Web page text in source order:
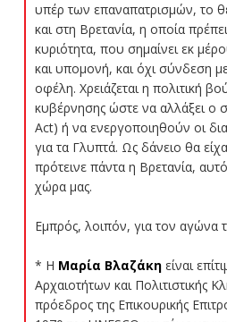
υπέρ των επαναπατρισμών, το
και στη Βρετανία, η οποία
κυριότητα, που σημαίνει εκ
και υπομονή, και όχι σύνδεση
οφέλη. Χρειάζεται η πολιτική
κυβέρνησης ώστε να αλλάξει ο
Act) ή να ενεργοποιηθούν οι
για τα Γλυπτά. Ως δάνειο θα
πρότεινε πάντα η Βρετανία,
χώρα μας.
Εμπρός, λοιπόν, για τον αγώνα
* Η Μαρία Βλαζάκηείναι
Αρχαιοτήτων και Πολιτιστικής
πρόεδρος της Επικουρικής